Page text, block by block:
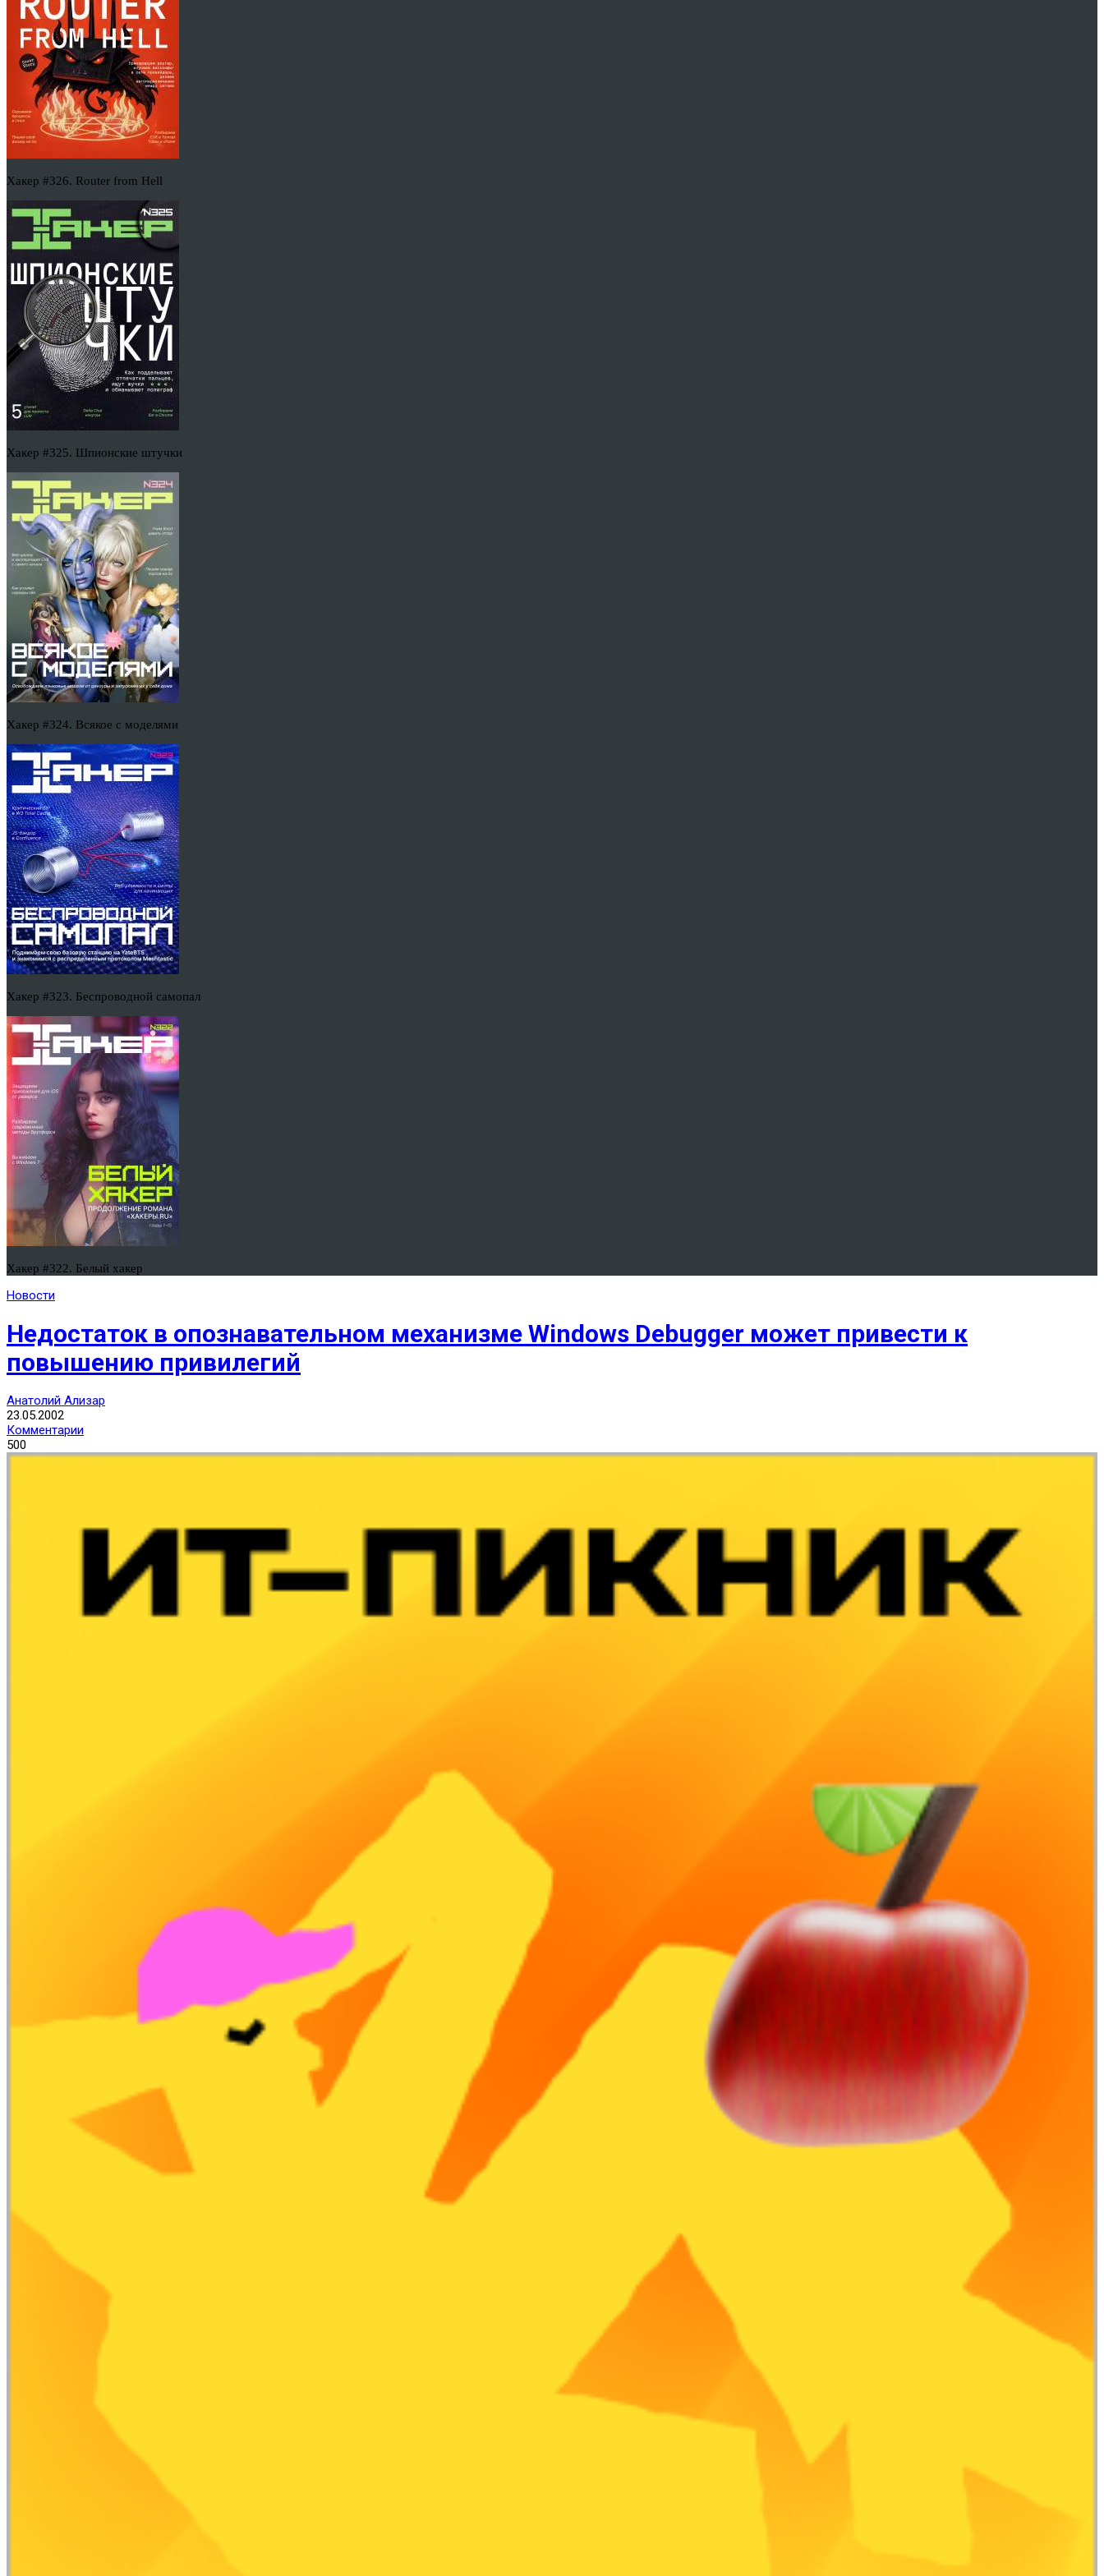
Хакер #326. Router from Hell
Хакер #325. Шпионские штучки
Хакер #324. Всякое с моделями
Хакер #323. Беспроводной самопал
Хакер #322. Белый хакер
Новости
Недостаток в опознавательном механизме Windows Debugger может привести к
повышению привилегий
Анатолий Ализар
23.05.2002
Комментарии
500